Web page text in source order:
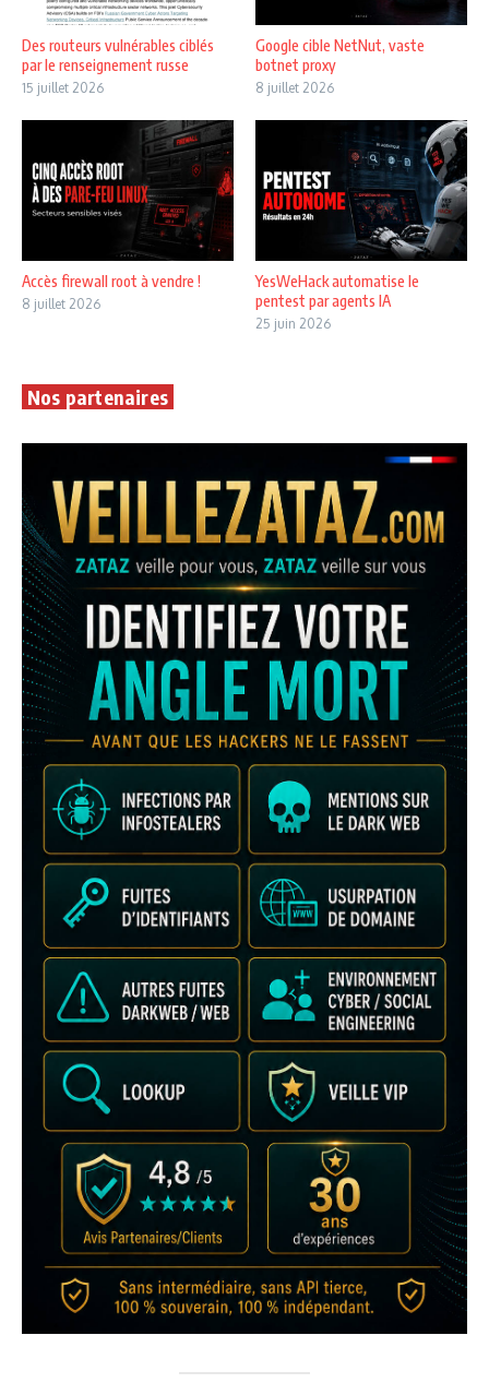
Des routeurs vulnérables ciblés
par le renseignement russe
15 juillet 2026
Google cible NetNut, vaste
botnet proxy
8 juillet 2026
Accès firewall root à vendre !
8 juillet 2026
YesWeHack automatise le
pentest par agents IA
25 juin 2026
Nos partenaires